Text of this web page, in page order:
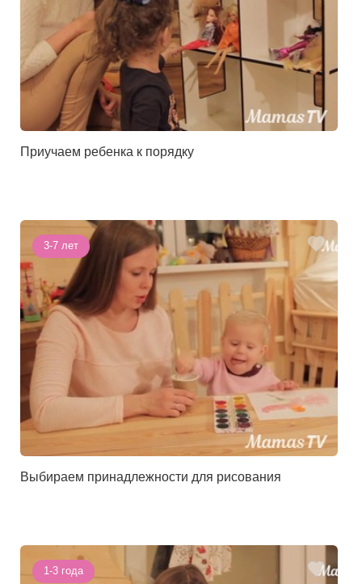
Приучаем ребенка к порядку
3-7 лет
Выбираем принадлежности для рисования
1-3 года